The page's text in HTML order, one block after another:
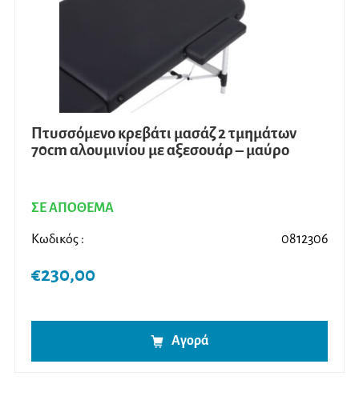
Πτυσσόμενο κρεβάτι μασάζ 2 τμημάτων
70cm αλουμινίου με αξεσουάρ – μαύρο
ΣΕ ΑΠΟΘΕΜΑ
Κωδικός : 0812306
€230,00
Αγορά